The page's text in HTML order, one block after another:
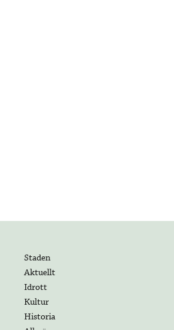
Staden
Aktuellt
Idrott
Kultur
Historia